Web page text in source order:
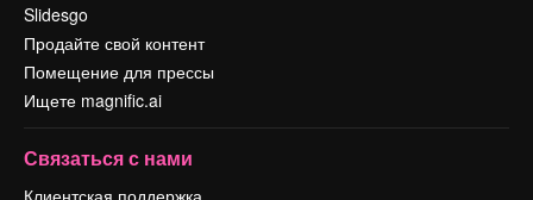
Slidesgo
Продайте свой контент
Помещение для прессы
Ищете magnific.ai
Связаться с нами
Клиентская поддержка